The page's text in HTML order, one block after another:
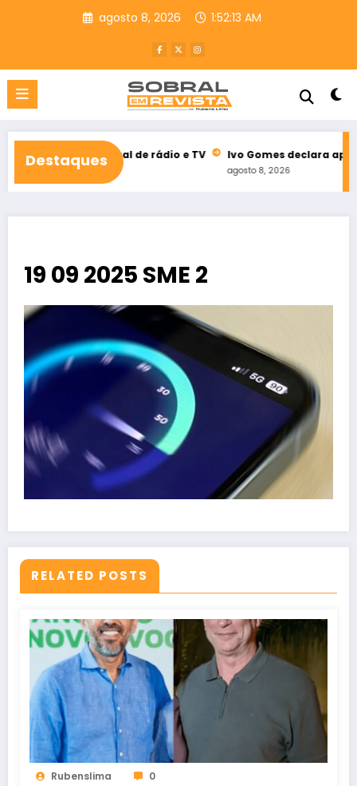
agosto 8, 2026 1:52:14 AM
Destaques
eleitoral de rádio e TV Ivo Gomes declara apoio à
19 09 2025 SME 2
RELATED POSTS
Rubenslima 0